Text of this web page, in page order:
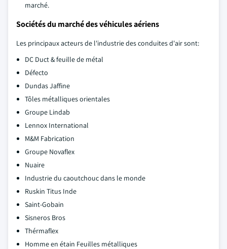
marché.
Sociétés du marché des véhicules aériens
Les principaux acteurs de l'industrie des conduites d'air sont:
DC Duct & feuille de métal
Défecto
Dundas Jaffine
Tôles métalliques orientales
Groupe Lindab
Lennox International
M&M Fabrication
Groupe Novaflex
Nuaire
Industrie du caoutchouc dans le monde
Ruskin Titus Inde
Saint-Gobain
Sisneros Bros
Thérmaflex
Homme en étain Feuilles métalliques